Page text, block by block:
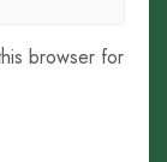
browser for